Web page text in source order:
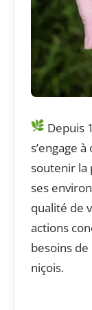
Depuis
s’engage
soutenir la
ses
qualité de
actions
besoins
niçois.